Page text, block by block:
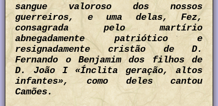
sangue valoroso dos nossos
guerreiros, e uma delas, Fez,
consagrada pelo martírio
abnegadamente patriótico e
resignadamente cristão de D.
Fernando o Benjamim dos filhos de
D. João I «Ínclita geração, altos
infantes», como deles cantou
Camões.